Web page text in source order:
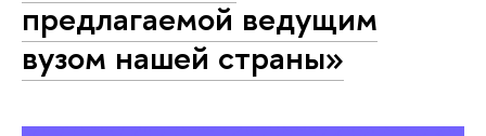
предлагаемой ведущим
вузом нашей страны»‎